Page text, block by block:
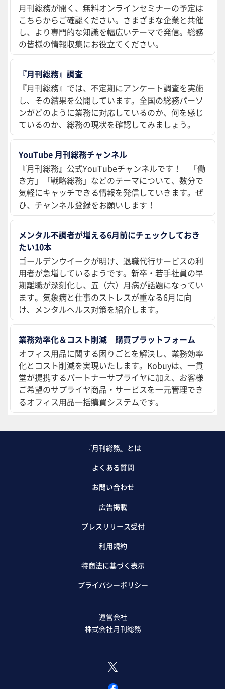
月刊総務が開く、無料オンラインセミナーの予定は
こちらからご確認ください。さまざまな企業と共催
し、より専門的な知識を幅広いテーマで発信。総務
の皆様の情報収集にお役立てください。
『月刊総務』調査
『月刊総務』では、不定期にアンケート調査を実施
し、その結果を公開しています。全国の総務パーソ
ンがどのように業務に対応しているのか、何を感じ
ているのか、総務の現状を確認してみましょう。
YouTube 月刊総務チャンネル
『月刊総務』公式YouTubeチャンネルです！ 「働
き方」「戦略総務」などのテーマについて、数分で
気軽にキャッチできる情報を発信していきます。ぜ
ひ、チャンネル登録をお願いします！
メンタル不調者が増える6月前にチェックしておき
たい10本
ゴールデンウイークが明け、退職代行サービスの利
用者が急増しているようです。新卒・若手社員の早
期離職が深刻化し、五（六）月病が話題になってい
ます。気象病と仕事のストレスが重なる6月に向
け、メンタルヘルス対策を紹介します。
業務効率化＆コスト削減 購買プラットフォーム
オフィス用品に関する困りごとを解決し、業務効率
化とコスト削減を実現いたします。Kobuyは、一貫
堂が提携するパートナーサプライヤに加え、お客様
ご希望のサプライヤ商品・サービスを一元管理でき
るオフィス用品一括購買システムです。
『月刊総務』とは
よくある質問
お問い合わせ
広告掲載
プレスリリース受付
利用規約
特商法に基づく表示
プライバシーポリシー
運営会社
株式会社月刊総務